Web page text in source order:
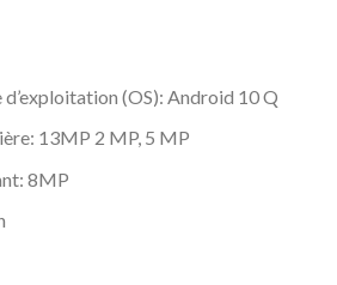
d’exploitation (OS): Android 10 Q
13MP 2 MP, 5 MP
8MP